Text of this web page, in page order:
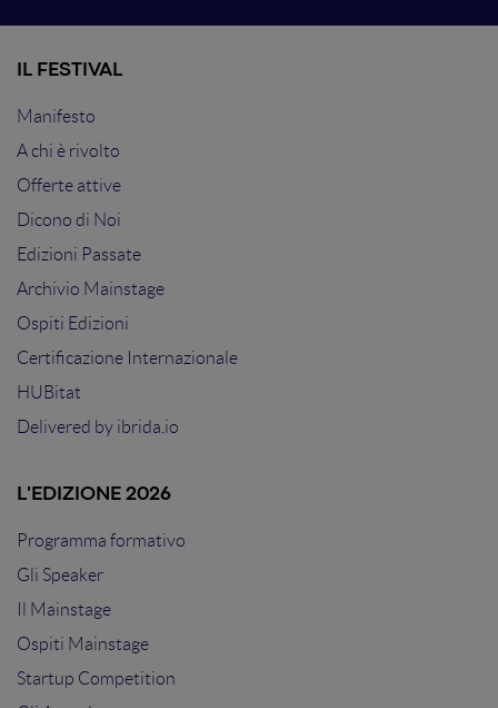
IL FESTIVAL
Manifesto
A chi è rivolto
Offerte attive
Dicono di Noi
Edizioni Passate
Archivio Mainstage
Ospiti Edizioni
Certificazione Internazionale
HUBitat
Delivered by ibrida.io
L'EDIZIONE 2026
Programma formativo
Gli Speaker
Il Mainstage
Ospiti Mainstage
Startup Competition